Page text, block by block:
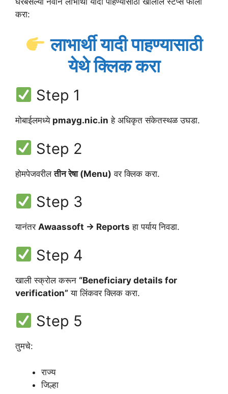
करा:
लाभार्थी यादी पाहण्यासाठी
येथे क्लिक करा
Step 1
मोबाईलमध्ये pmayg.nic.in हे अधिकृत संकेतस्थळ उघडा.
Step 2
होमपेजवरीलतीन रेषा (Menu) वर क्लिक करा.
Step 3
यानंतर Awaassoft → Reports हा पर्याय निवडा.
Step 4
खाली स्क्रोल करून “Beneficiary details for
verification” या लिंकवर क्लिक करा.
Step 5
तुमचे:
राज्य
जिल्हा